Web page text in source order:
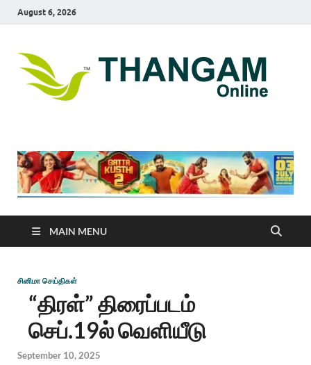
August 6, 2026
MAIN MENU
சினிமா செய்திகள்
“திரள்” திரைப்படம்
செப்.19ல் வெளியீடு
September 10, 2025